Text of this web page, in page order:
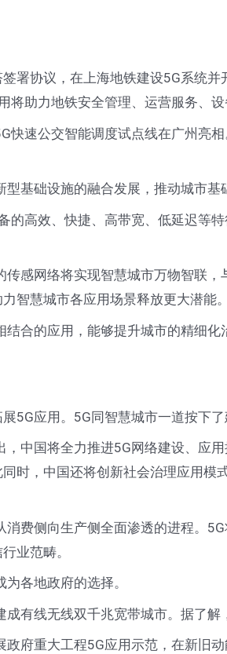
协议，在上海地铁建设5G系统并
助力地铁安全管理、运营服务、设
速公交智能调度试点线在广州亮相
础设施的融合发展，推动城市基
高效、快捷、高带宽、低延迟等
网络将实现智慧城市万物智联，
智慧城市各应用场景释放更大潜能。
的应用，能够提升城市的精细化
应用。5G同智慧城市一道按下了
国将全力推进5G网络建设、应
时，中国还将创新社会治理应用模
侧向生产侧全面渗透的进程。
业范畴。
各地政府的选择。
线无线双千兆宽带城市。据了解
重大工程5G应用示范，在新旧动